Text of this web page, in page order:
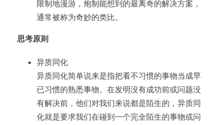
限制地漫游，炮制能想到的最离奇的解决方案，
通常被称为奇妙的类比。
思考原则
异质同化
异质同化简单说来是指把看不习惯的事物当成早
已习惯的熟悉事物。在发明没有成功前或问题没
有解决前，他们对我们来说都是陌生的，异质同
化就是要求我们在碰到一个完全陌生的事物或问